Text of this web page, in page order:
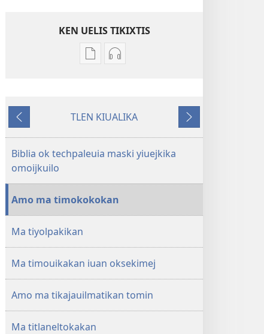
KEN UELIS TIKIXTIS
Xikinkixti
¿Techpaleuia
kijtoa
Biblia?
Xikkixti
TITLACHIXTOKAN!
¿Techpaleuia
kijtoa
Biblia?
Kanin
otikatka
TLEN KIUALIKA
Okse
Biblia ok techpaleuia maski yiuejkika
omoijkuilo
Amo ma timokokokan
Ma tiyolpakikan
Ma timouikakan iuan oksekimej
Amo ma tikajauilmatikan tomin
Ma titlaneltokakan